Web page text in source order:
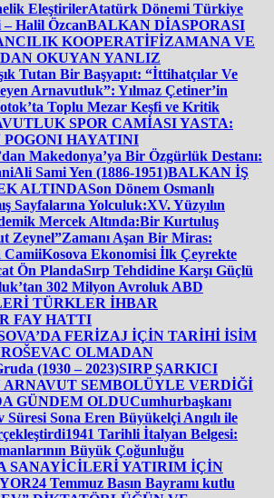
EleştirilerAtatürk Dönemi Türkiye
Halil ÖzcanBALKAN DİASPORASI
KOOPERATİFİZAMANA VE
OKUYAN YANLIZ
Tutan Bir Başyapıt: “İttihatçılar Ve
Arnavutluk”: Yılmaz Çetiner’in
Toplu Mezar Keşfi ve Kritik
SPOR CAMİASI YASTA:
POGONI HAYATINI
Makedonya’ya Bir Özgürlük Destanı:
Ali Sami Yen (1886-1951)BALKAN İŞ
ALTINDASon Dönem Osmanlı
Sayfalarına Yolculuk:XV. Yüzyılın
Mercek Altında:Bir Kurtuluş
Zeynel”Zamanı Aşan Bir Miras:
CamiiKosova Ekonomisi İlk Çeyrekte
Ön PlandaSırp Tehdidine Karşı Güçlü
302 Milyon Avroluk ABD
TÜRKLER İHBAR
FAY HATTI
FERİZAJ İÇİN TARİHİ İSİM
OLMADAN
(1930 – 2023)SIRP ŞARKICI
SEMBOLÜYLE VERDİĞİ
GÜNDEM OLDUCumhurbaşkanı
Sona Eren Büyükelçi Angılı ile
1941 Tarihli İtalyan Belgesi:
Büyük Çoğunluğu
SANAYİCİLERİ YATIRIM İÇİN
24 Temmuz Basın Bayramı kutlu